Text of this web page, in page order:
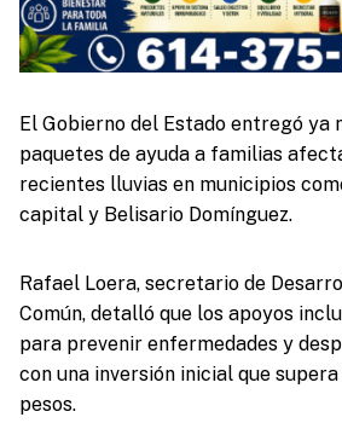
El Gobierno del Estado entregó ya
paquetes de ayuda a familias
recientes lluvias en municipios
capital y Belisario Domínguez.
Rafael Loera, secretario de
Común, detalló que los apoyos
para prevenir enfermedades y
con una inversión inicial que
pesos.